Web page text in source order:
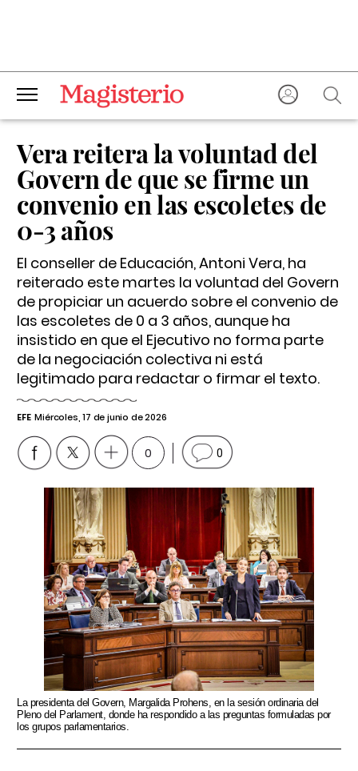
Vera reitera la voluntad del
Govern de que se firme un
convenio en las escoletes de
0-3 años
El conseller de Educación, Antoni Vera, ha
reiterado este martes la voluntad del Govern
de propiciar un acuerdo sobre el convenio de
las escoletes de 0 a 3 años, aunque ha
insistido en que el Ejecutivo no forma parte
de la negociación colectiva ni está
legitimado para redactar o firmar el texto.
EFE Miércoles, 17 de junio de 2026
0 0
La presidenta del Govern, Margalida Prohens, en la sesión ordinaria del
Pleno del Parlament, donde ha respondido a las preguntas formuladas por
los grupos parlamentarios.